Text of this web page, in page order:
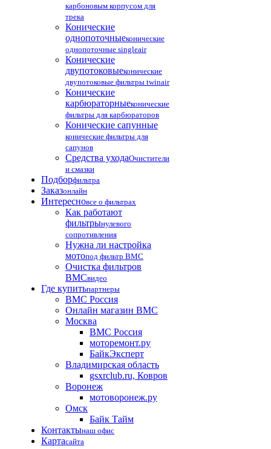
карбоновым корпусом для
трека
Конические
однопоточныеконические
однопоточные singleair
Конические
двупотоковыеконические
двупотоковые фильтры twinair
Конические
карбюраторныеконические
фильтры для карбюраторов
Конические сапунные
конические фильтры для
сапунов
Средства уходаОчистители
и смазки
Подборфильтра
Заказонлайн
Интересновсе о фильтрах
Как работают
фильтрынулевого
сопротивления
Нужна ли настройка
мотопод фильтр BMC
Очистка фильтров
BMCвидео
Где купитьпартнеры
BMC Россия
Онлайн магазин BMC
Москва
BMC Россия
моторемонт.ру
БайкЭксперт
Владимирская область
gsxrclub.ru, Ковров
Воронеж
мотоворонеж.ру
Омск
Байк Тайм
Контактынаш офис
Картасайта